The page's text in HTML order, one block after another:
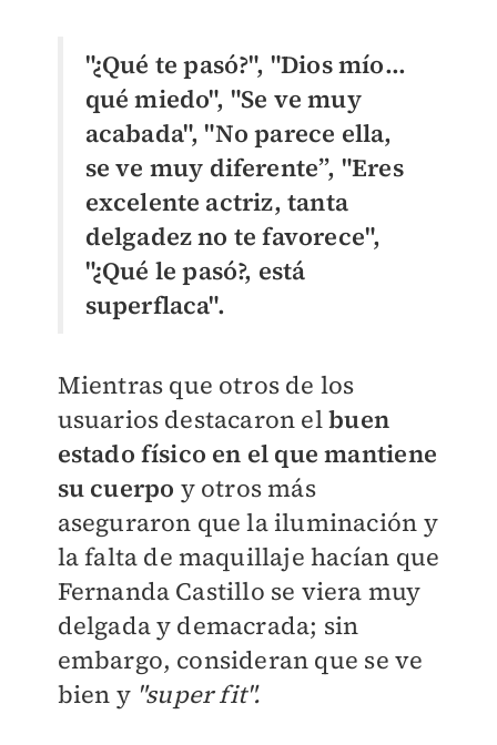
"¿Qué te pasó?", "Dios mío...
qué miedo", "Se ve muy
acabada", "No parece ella,
se ve muy diferente”, "Eres
excelente actriz, tanta
delgadez no te favorece",
"¿Qué le pasó?, está
superflaca".
Mientras que otros de los
usuarios destacaron elbuen
estado físico en el que mantiene
su cuerpo y otros más
aseguraron que la iluminación y
la falta de maquillaje hacían que
Fernanda Castillo se viera muy
delgada y demacrada; sin
embargo, consideran que se ve
bien y "super fit".